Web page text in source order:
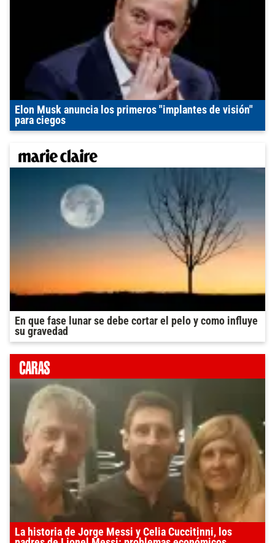
Elon Musk anuncia los primeros "implantes de visión"
para ciegos
En que fase lunar se debe cortar el pelo y como influye
su gravedad
La historia de Jorge Messi y Celia Cuccitinni, los